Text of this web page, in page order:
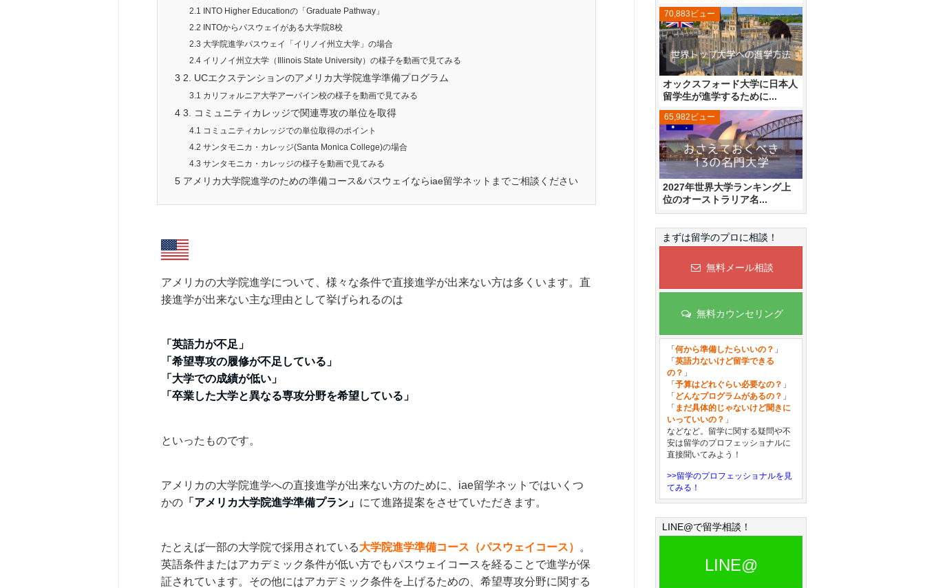
2.1 INTO Higher Educationの「Graduate Pathway」
2.2 INTOからパスウェイがある大学院8校
2.3 大学院進学パスウェイ「イリノイ州立大学」の場合
2.4イリノイ州立大学（Illinois State University）の様子を動画で見てみる
3 2. UCエクステンションのアメリカ大学院進学準備プログラム
3.1 カリフォルニア大学アーバイン校の様子を動画で見てみる
4 3. コミュニティカレッジで関連専攻の単位を取得
4.1 コミュニティカレッジでの単位取得のポイント
4.2 サンタモニカ・カレッジ(Santa Monica College)の場合
4.3 サンタモニカ・カレッジの様子を動画で見てみる
5 アメリカ大学院進学のための準備コース&パスウェイならiae留学ネットまでご相談ください
アメリカの大学院進学について、様々な条件で直接進学が出来ない方は多くいます。直
接進学が出来ない主な理由として挙げられるのは
「英語力が不足」
「希望専攻の履修が不足している」
「大学での成績が低い」
「卒業した大学と異なる専攻分野を希望している」
といったものです。
アメリカの大学院進学への直接進学が出来ない方のために、iae留学ネットではいくつ
かの 「 アメリカ大学院進学準備プラン」 にて進路提案をさせていただきます。
たとえば一部の大学院で採用されている大学院進学準備コース（パスウェイコース）
。
英語条件またはアカデミック条件が低い方でもパスウェイコースを経ることで進学が保
証されています。その他にはアカデミック条件を上げるための、希望専攻分野に関する
オックスフォード大学に日本人
留学生が進学するために...
70,883ビュー
2027年世界大学ランキング上
位のオーストラリア名...
65,982ビュー
まずは留学のプロに相談！
無料メール相談
無料カウンセリング
「 何から準備したらいいの？ 」
「 英語力ないけど留学できる
の？ 」
「 予算はどれぐらい必要なの？ 」
「 どんなプログラムがあるの？ 」
「 まだ具体的じゃないけど聞きに
いっていいの？ 」
などなど。留学に関する疑問や不
安は留学のプロフェッショナルに
直接聞いてみよう！
>>留学のプロフェッショナルを見
てみる！
LINE@で留学相談！
LINE@